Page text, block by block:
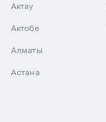
Актау
Актобе
Алматы
Астана